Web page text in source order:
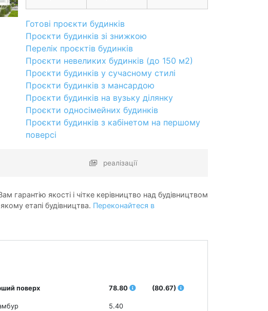
Готові проєкти будинків
Проєкти будинків зі знижкою
Перелік проєктів будинків
Проєкти невеликих будинків (до 150 м2)
Проєкти будинків у сучасному стилі
Проєкти будинків з мансардою
Проєкти будинків на вузьку ділянку
Проєкти односімейних будинків
Проєкти будинків з кабінетом на першому
поверсі
реалізації
гарантію якості і чітке керівництво над будівництвом
етапі будівництва. Переконайтеся в
поверх 78.80 (80.67)
5.40